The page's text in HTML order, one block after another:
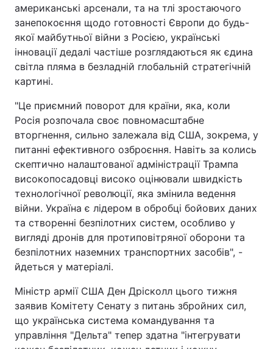
американські арсенали, та на тлі зростаючого
занепокоєння щодо готовності Європи до будь-
якої майбутньої війни з Росією, українські
інновації дедалі частіше розглядаються як єдина
світла пляма в безладній глобальній стратегічній
картині.
"Це приємний поворот для країни, яка, коли
Росія розпочала своє повномасштабне
вторгнення, сильно залежала від США, зокрема, у
питанні ефективного озброєння. Навіть за колись
скептично налаштованої адміністрації Трампа
високопосадовці високо оцінювали швидкість
технологічної революції, яка змінила ведення
війни. Україна є лідером в обробці бойових даних
та створенні безпілотних систем, особливо у
вигляді дронів для протиповітряної оборони та
безпілотних наземних транспортних засобів", -
йдеться у матеріалі.
Міністр армії США Ден Дрісколл цього тижня
заявив Комітету Сенату з питань збройних сил,
що українська система командування та
управління "Дельта" тепер здатна "інтегрувати